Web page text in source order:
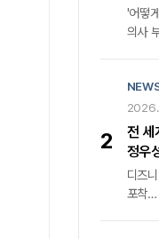
속사정
'어떻
의사
단면
가족
비판
비극
것일
세상
누나
2
전 세
정우
귀환
디즈
포착…